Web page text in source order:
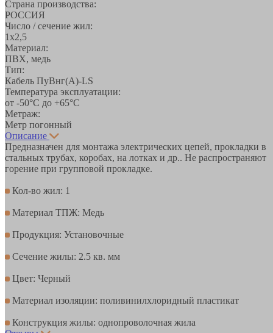
Страна производства:
РОССИЯ
Число / сечение жил:
1х2,5
Материал:
ПВХ, медь
Тип:
Кабель ПуВнг(А)-LS
Температура эксплуатации:
от -50°С до +65°C
Метраж:
Метр погонный
Описание
Предназначен для монтажа электрических цепей, прокладки в
стальных трубах, коробах, на лотках и др.. Не распространяют
горение при групповой прокладке.
Кол-во жил: 1
Материал ТПЖ: Медь
Продукция: Установочные
Сечение жилы: 2.5 кв. мм
Цвет: Черный
Материал изоляции: поливинилхлоридный пластикат
Конструкция жилы: однопроволочная жила